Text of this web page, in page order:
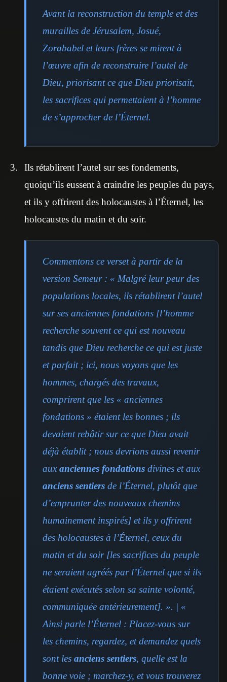
Avant la reconstruction du temple et des
murailles de Jérusalem, Josué,
Zorababel et leurs frères se mirent à
l’œuvre afin de reconstruire l’autel de
Dieu, priorisant ce que Dieu priorisait,
les sacrifices qui permettaient à l’homme
de s’approcher de l’Éternel.
Ils rétablirent l’autel sur ses fondements,
quoiqu’ils eussent à craindre les peuples du pays,
et ils y offrirent des holocaustes à l’Éternel, les
holocaustes du matin et du soir.
Commentons ce verset à partir de la
version Semeur : « Malgré leur peur des
populations locales, ils rétablirent l’autel
sur ses anciennes fondations [l’homme
recherche souvent ce qui est nouveau
tandis que Dieu recherche ce qui est juste
et parfait ; ici, nous voyons que les
hommes, chargés des travaux,
comprirent que les « anciennes
fondations » étaient les bonnes ; ils
devaient rebâtir sur ce que Dieu avait
déjà établit ; nous devrions aussi revenir
auxanciennes fondations divines et aux
anciens sentiers de l’Éternel, plutôt que
d’emprunter des nouveaux chemins
humainement inspirés] et ils y offrirent
des holocaustes à l’Éternel, ceux du
matin et du soir [les sacrifices du peuple
ne seraient agréés par l’Éternel que si ils
étaient exécutés selon sa sainte volonté,
communiquée antérieurement]. ». | «
Ainsi parle l’Éternel : Placez-vous sur
les chemins, regardez, et demandez quels
sont les anciens sentiers, quelle est la
bonne voie ; marchez-y, et vous trouverez